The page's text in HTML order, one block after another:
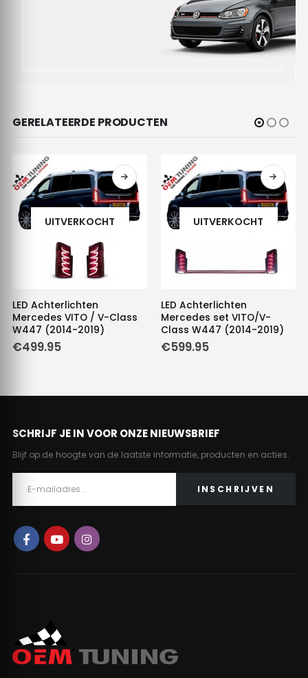
GERELATEERDE PRODUCTEN
UITVERKOCHT
LED Achterlichten
Mercedes VITO / V-Class
W447 (2014-2019)
€499.95
UITVERKOCHT
LED Achterlichten
Mercedes set VITO/V-
Class W447 (2014-2019)
€599.95
SCHRIJF JE IN VOOR ONZE NIEUWSBRIEF
Blijf op de hoogte van de laatste informatie, producten en acties.